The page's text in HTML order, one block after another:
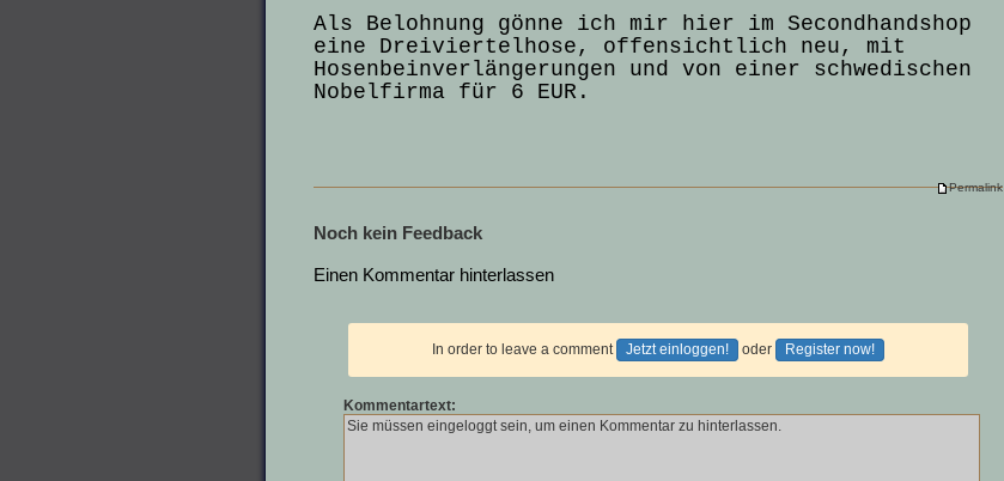
Als Belohnung gönne ich mir hier im Secondhandshop
eine Dreiviertelhose, offensichtlich neu, mit
Hosenbeinverlängerungen und von einer schwedischen
Nobelfirma für 6 EUR.
Permalink
Noch kein Feedback
Einen Kommentar hinterlassen
In order to leave a comment Jetzt einloggen! oder Register now!
Kommentartext: